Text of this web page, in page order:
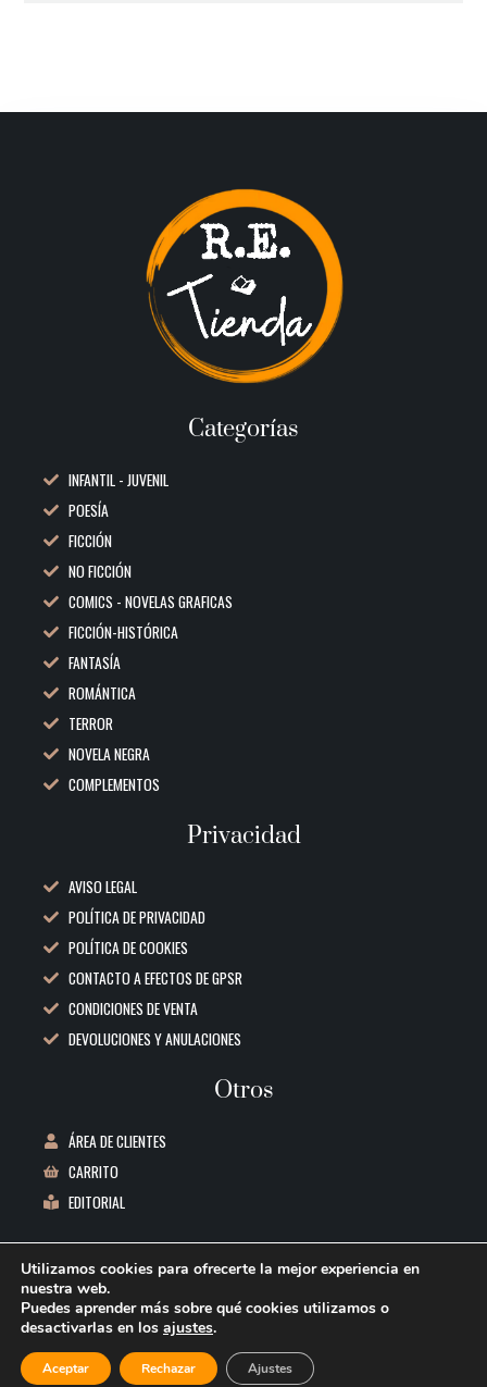
Categorías
INFANTIL - JUVENIL
POESÍA
FICCIÓN
NO FICCIÓN
COMICS - NOVELAS GRAFICAS
FICCIÓN-HISTÓRICA
FANTASÍA
ROMÁNTICA
TERROR
NOVELA NEGRA
COMPLEMENTOS
Privacidad
AVISO LEGAL
POLÍTICA DE PRIVACIDAD
POLÍTICA DE COOKIES
CONTACTO A EFECTOS DE GPSR
CONDICIONES DE VENTA
DEVOLUCIONES Y ANULACIONES
Otros
ÁREA DE CLIENTES
CARRITO
EDITORIAL
Datos de contacto
C/ REPUBLICA BOLIVIA, 1 3ºB 06011 BADAJOZ
INFO@REEDITORES.COM
644 53 77 91
Utilizamos cookies para ofrecerte la mejor experiencia en
nuestra web.
Puedes aprender más sobre qué cookies utilizamos o
desactivarlas en los ajustes.
Aceptar Rechazar Ajustes
-
VENDRÁN
A
+ AÑADIR AL CARRITO